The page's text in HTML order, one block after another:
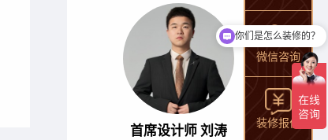
首席设计师 刘涛
微信咨询
装修报价
你们是怎么装修的？